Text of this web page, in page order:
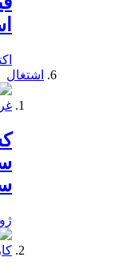
اشتغال
ژوئن